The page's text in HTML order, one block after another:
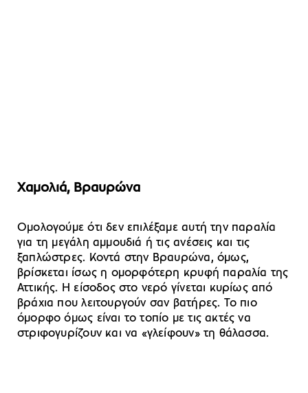
Χαμολιά, Βραυρώνα
Ομολογούμε ότι δεν επιλέξαμε αυτή την παραλία
για τη μεγάλη αμμουδιά ή τις ανέσεις και τις
ξαπλώστρες. Κοντά στην Βραυρώνα, όμως,
βρίσκεται ίσως η ομορφότερη κρυφή παραλία της
Αττικής. Η είσοδος στο νερό γίνεται κυρίως από
βράχια που λειτουργούν σαν βατήρες. Το πιο
όμορφο όμως είναι το τοπίο με τις ακτές να
στριφογυρίζουν και να «γλείφουν» τη θάλασσα.